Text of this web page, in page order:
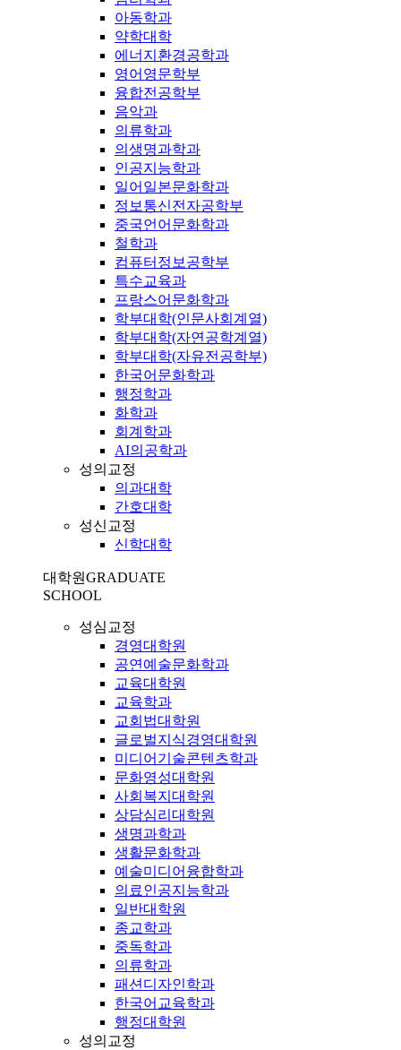
아동학과
약학대학
에너지환경공학과
영어영문학부
융합전공학부
음악과
의류학과
의생명과학과
인공지능학과
일어일본문화학과
정보통신전자공학부
중국언어문화학과
철학과
컴퓨터정보공학부
특수교육과
프랑스어문화학과
학부대학(인문사회계열)
학부대학(자연공학계열)
학부대학(자유전공학부)
한국어문화학과
행정학과
화학과
회계학과
AI의공학과
성의교정
의과대학
간호대학
성신교정
신학대학
대학원GRADUATE
SCHOOL
성심교정
경영대학원
공연예술문화학과
교육대학원
교육학과
교회법대학원
글로벌지식경영대학원
미디어기술콘텐츠학과
문화영성대학원
사회복지대학원
상담심리대학원
생명과학과
생활문화학과
예술미디어융합학과
의료인공지능학과
일반대학원
종교학과
중독학과
의류학과
패션디자인학과
한국어교육학과
행정대학원
성의교정